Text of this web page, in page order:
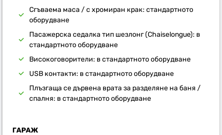
Сгъваема маса / с хромиран крак: стандартното
оборудване
Пасажерска седалка тип шезлонг (Chaiselongue): в
стандартното оборудване
Високоговорители: в стандартното оборудване
USB контакти: в стандартното оборудване
Плъзгаща се дървена врата за разделяне на баня /
спалня: в стандартното оборудване
ГАРАЖ